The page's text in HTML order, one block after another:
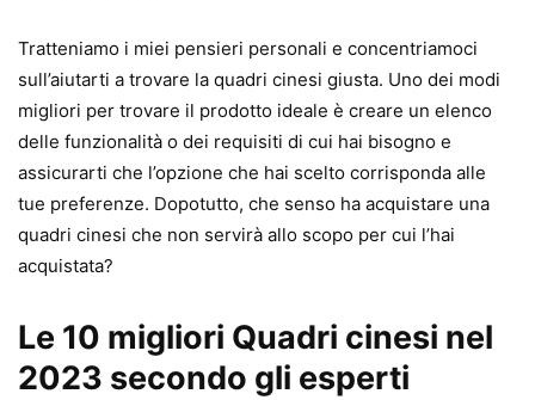
Tratteniamo i miei pensieri personali e concentriamoci
sull’aiutarti a trovare la quadri cinesi giusta. Uno dei modi
migliori per trovare il prodotto ideale è creare un elenco
delle funzionalità o dei requisiti di cui hai bisogno e
assicurarti che l’opzione che hai scelto corrisponda alle
tue preferenze. Dopotutto, che senso ha acquistare una
quadri cinesi che non servirà allo scopo per cui l’hai
acquistata?
Le 10 migliori Quadri cinesi nel
2023 secondo gli esperti